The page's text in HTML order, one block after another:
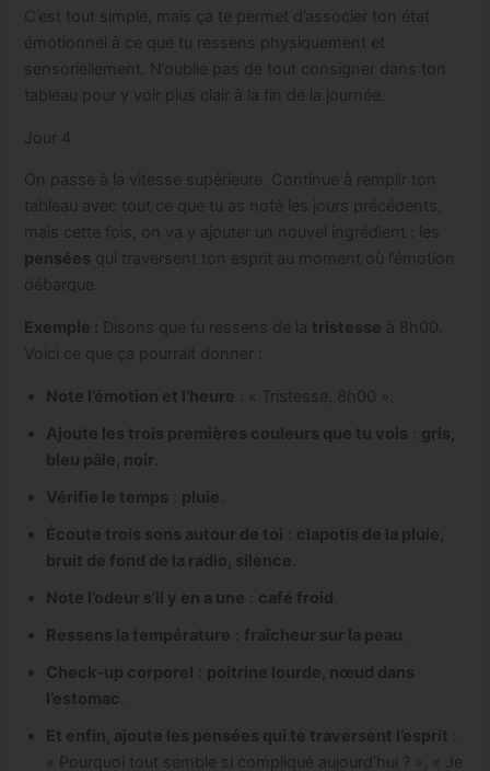
C’est tout simple, mais ça te permet d’associer ton état
émotionnel à ce que tu ressens physiquement et
sensoriellement. N’oublie pas de tout consigner dans ton
tableau pour y voir plus clair à la fin de la journée.
Jour 4
On passe à la vitesse supérieure. Continue à remplir ton
tableau avec tout ce que tu as noté les jours précédents,
mais cette fois, on va y ajouter un nouvel ingrédient : les
pensées qui traversent ton esprit au moment où l’émotion
débarque.
Exemple : Disons que tu ressens de la tristesse à 8h00.
Voici ce que ça pourrait donner :
Note l’émotion et l’heure : « Tristesse, 8h00 ».
Ajoute les trois premières couleurs que tu vois
gris,
bleu pâle, noir
Vérifie le temps
pluie
Écoute trois sons autour de toi
clapotis de la pluie,
bruit de fond de la radio, silence
Note l’odeur s’il y en a une
café froid
Ressens la température
fraîcheur sur la peau
Check-up corporel
poitrine lourde, nœud dans
l’estomac
Et enfin, ajoute les pensées qui te traversent l’esprit
« Pourquoi tout semble si compliqué aujourd’hui ? », « Je